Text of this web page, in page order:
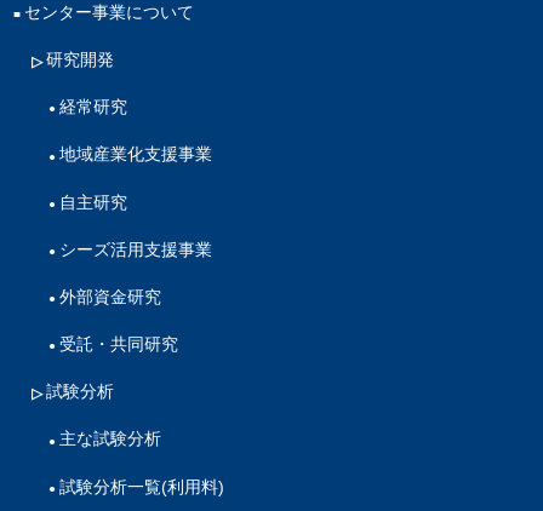
センター事業について
研究開発
経常研究
地域産業化支援事業
自主研究
シーズ活用支援事業
外部資金研究
受託・共同研究
試験分析
主な試験分析
試験分析一覧(利用料)